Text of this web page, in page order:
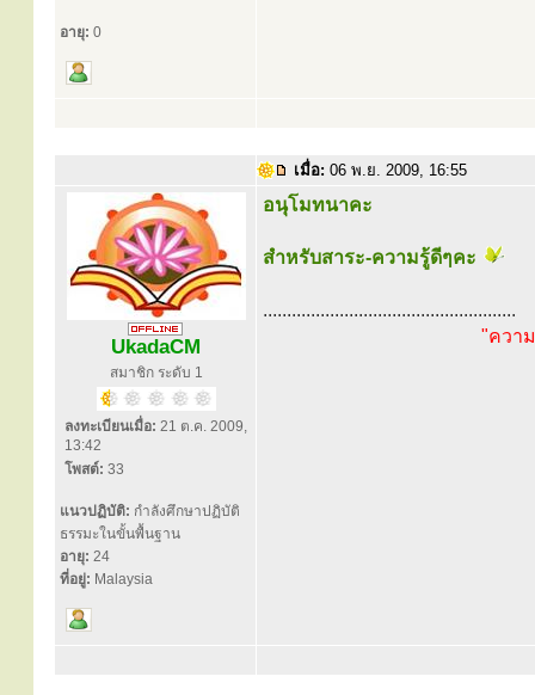
อายุ: 0
เมื่อ: 06 พ.ย. 2009, 16:55
UkadaCM
สมาชิก ระดับ 1
ลงทะเบียนเมื่อ: 21 ต.ค. 2009,
13:42
โพสต์: 33
แนวปฏิบัติ: กำลังศึกษาปฏิบัติ
ธรรมะในขั้นพื้นฐาน
อายุ: 24
ที่อยู่: Malaysia
อนุโมทนาคะ
สำหรับสาระ-ความรู้ดีๆคะ
.....................................................
"ควา